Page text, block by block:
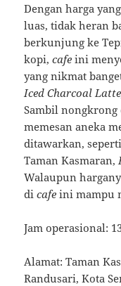
Dengan harga
luas, tidak heran
berkunjung ke
kopi,cafe ini
yang nikmat
Iced Charcoal
Sambil nongkrong
memesan aneka
ditawarkan,
Taman Kasmaran,
Walaupun
dicafe ini mampu
Jam operasional:
Alamat: Taman
Randusari, Kota